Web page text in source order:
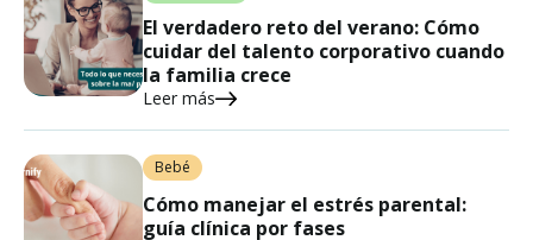
El verdadero reto del verano: Cómo
cuidar del talento corporativo cuando
la familia crece
Leer más
Bebé
Cómo manejar el estrés parental:
guía clínica por fases